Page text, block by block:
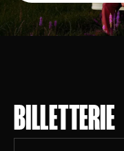
BILLETTERIE